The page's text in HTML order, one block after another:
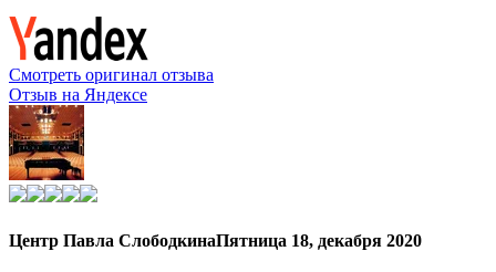
Смотреть оригинал отзыва
Отзыв на Яндексе
Центр Павла СлободкинаПятница 18, декабря 2020